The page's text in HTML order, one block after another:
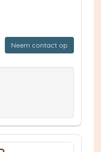
Neem contact op